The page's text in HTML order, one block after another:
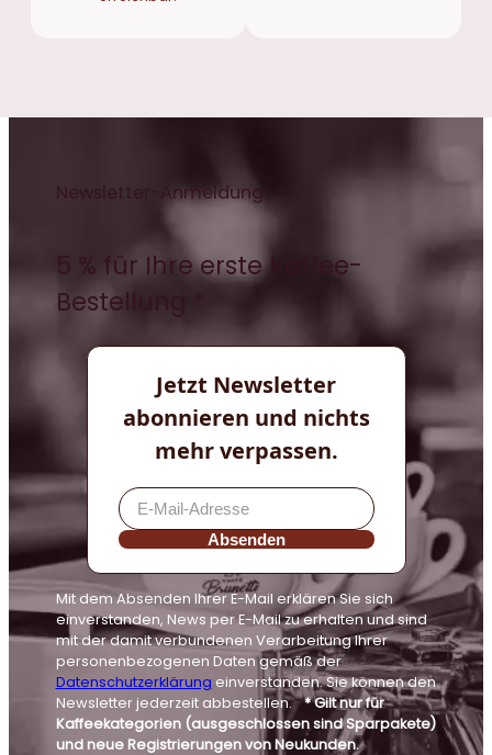
Newsletter-Anmeldung
5 % für Ihre erste Kaffee-
Bestellung *
Jetzt Newsletter
abonnieren und nichts
mehr verpassen.
Absenden
Mit dem Absenden Ihrer E-Mail erklären Sie sich
einverstanden, News per E-Mail zu erhalten und sind
mit der damit verbundenen Verarbeitung Ihrer
personenbezogenen Daten gemäß der
Datenschutzerklärung einverstanden. Sie können den
Newsletter jederzeit abbestellen.* Gilt nur für
Kaffeekategorien (ausgeschlossen sind Sparpakete)
und neue Registrierungen von Neukunden.